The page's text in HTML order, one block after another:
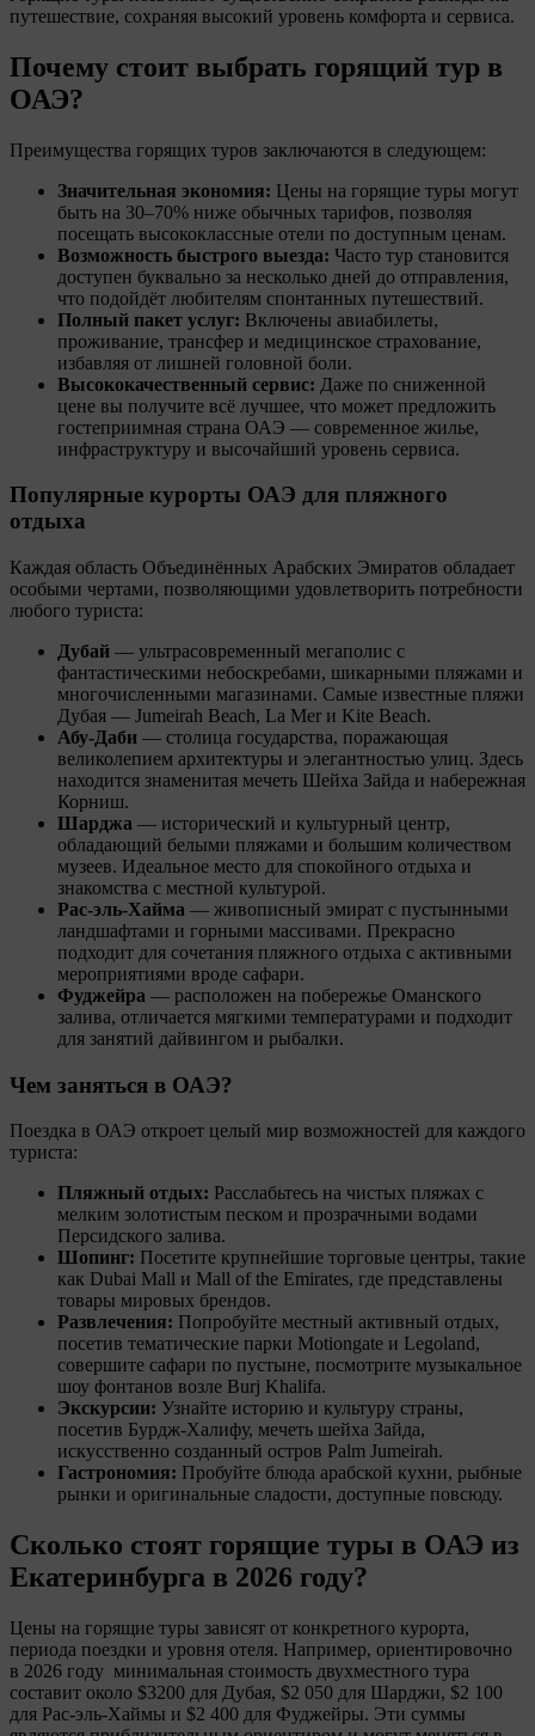
путешествие, сохраняя высокий уровень комфорта и сервиса.
Почему стоит выбрать горящий тур в
ОАЭ?
Преимущества горящих туров заключаются в следующем:
Значительная экономия: Цены на горящие туры могут
быть на 30–70% ниже обычных тарифов, позволяя
посещать высококлассные отели по доступным ценам.
Возможность быстрого выезда: Часто тур становится
доступен буквально за несколько дней до отправления,
что подойдёт любителям спонтанных путешествий.
Полный пакет услуг: Включены авиабилеты,
проживание, трансфер и медицинское страхование,
избавляя от лишней головной боли.
Высококачественный сервис: Даже по сниженной
цене вы получите всё лучшее, что может предложить
гостеприимная страна ОАЭ — современное жилье,
инфраструктуру и высочайший уровень сервиса.
Популярные курорты ОАЭ для пляжного
отдыха
Каждая область Объединённых Арабских Эмиратов обладает
особыми чертами, позволяющими удовлетворить потребности
любого туриста:
Дубай — ультрасовременный мегаполис с
фантастическими небоскребами, шикарными пляжами и
многочисленными магазинами. Самые известные пляжи
Дубая — Jumeirah Beach, La Mer и Kite Beach.
Абу-Даби — столица государства, поражающая
великолепием архитектуры и элегантностью улиц. Здесь
находится знаменитая мечеть Шейха Зайда и набережная
Корниш.
Шарджа — исторический и культурный центр,
обладающий белыми пляжами и большим количеством
музеев. Идеальное место для спокойного отдыха и
знакомства с местной культурой.
Рас-эль-Хайма — живописный эмират с пустынными
ландшафтами и горными массивами. Прекрасно
подходит для сочетания пляжного отдыха с активными
мероприятиями вроде сафари.
Фуджейра — расположен на побережье Оманского
залива, отличается мягкими температурами и подходит
для занятий дайвингом и рыбалки.
Чем заняться в ОАЭ?
Поездка в ОАЭ откроет целый мир возможностей для каждого
туриста:
Пляжный отдых: Расслабьтесь на чистых пляжах с
мелким золотистым песком и прозрачными водами
Персидского залива.
Шопинг: Посетите крупнейшие торговые центры, такие
как Dubai Mall и Mall of the Emirates, где представлены
товары мировых брендов.
Развлечения: Попробуйте местный активный отдых,
посетив тематические парки Motiongate и Legoland,
совершите сафари по пустыне, посмотрите музыкальное
шоу фонтанов возле Burj Khalifa.
Экскурсии: Узнайте историю и культуру страны,
посетив Бурдж-Халифу, мечеть шейха Зайда,
искусственно созданный остров Palm Jumeirah.
Гастрономия: Пробуйте блюда арабской кухни, рыбные
рынки и оригинальные сладости, доступные повсюду.
Сколько стоят горящие туры в ОАЭ из
Екатеринбурга в 2026 году?
Цены на горящие туры зависят от конкретного курорта,
периода поездки и уровня отеля. Например, ориентировочно
в 2026 году минимальная стоимость двухместного тура
составит около $3200 для Дубая, $2 050 для Шарджи, $2 100
для Рас-эль-Хаймы и $2 400 для Фуджейры. Эти суммы